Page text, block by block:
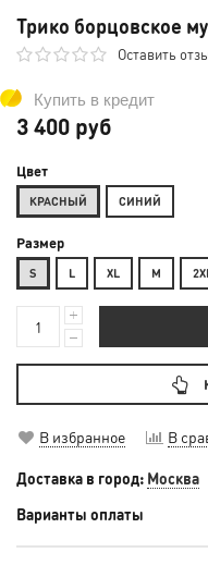
Трико борцовское
Оставить
Купить в кредит
3 400 руб
Цвет
КРАСНЫЙ СИНИЙ
Размер
S L XL M
В избранное В
Доставка в город: Москва
Варианты оплаты